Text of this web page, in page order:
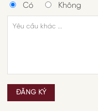
Có Không